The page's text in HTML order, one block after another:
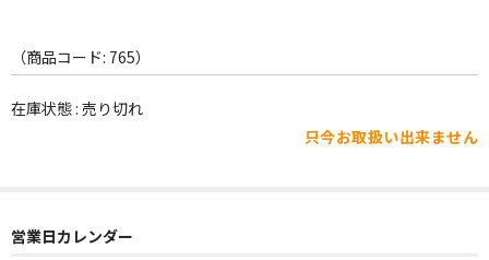
7INC
（商品コード: 765）
在庫状態 : 売り切れ
只今お取扱い出来ません
営業日カレンダー